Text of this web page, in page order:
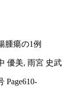
腫瘍の1例
優美, 雨宮 史武
Page610-